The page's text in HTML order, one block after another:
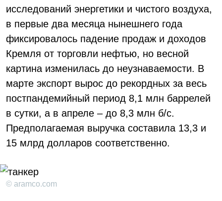
исследований энергетики и чистого воздуха,
в первые два месяца нынешнего года
фиксировалось падение продаж и доходов
Кремля от торговли нефтью, но весной
картина изменилась до неузнаваемости. В
марте экспорт вырос до рекордных за весь
постпандемийный период 8,1 млн баррелей
в сутки, а в апреле – до 8,3 млн б/с.
Предполагаемая выручка составила 13,3 и
15 млрд долларов соответственно.
© aramco.com